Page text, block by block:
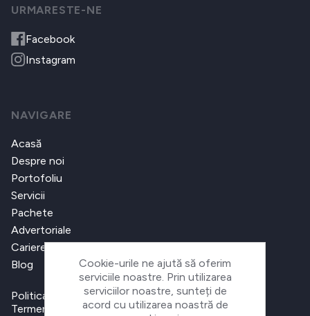
URMARESTE-NE
Facebook
Instagram
NAVIGARE
Acasă
Despre noi
Portofoliu
Servicii
Pachete
Advertoriale
Cariere
Blog
Politica de confidențialitate
Termeni și condiții
Cookie-urile ne ajută să oferim
serviciile noastre. Prin utilizarea
serviciilor noastre, sunteți de
acord cu utilizarea noastră de